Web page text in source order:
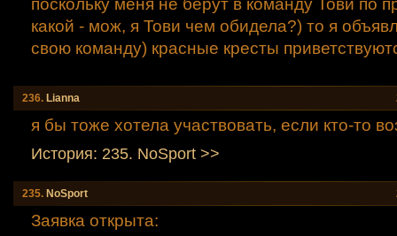
какой - мож, я Тови чем обидела?) то я
свою команду) красные кресты
236. Lianna
я бы тоже хотела участвовать, если кто-то
История: 235. NoSport >>
235. NoSport
Заявка открыта: